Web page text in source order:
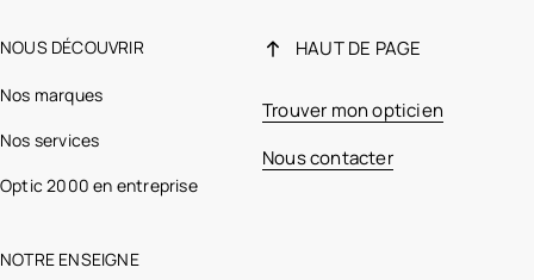
NOUS DÉCOUVRIR
Nos marques
Nos services
Optic 2000 en entreprise
NOTRE ENSEIGNE
HAUT DE PAGE
Trouver mon opticien
Nous contacter